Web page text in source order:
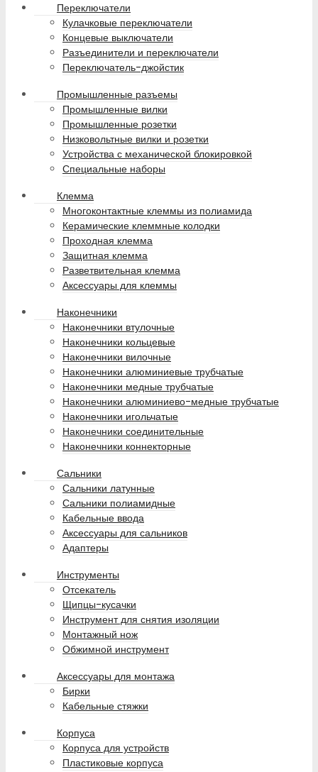
Переключатели
Кулачковые переключатели
Концевые выключатели
Разъединители и переключатели
Переключатель-джойстик
Промышленные разъемы
Промышленные вилки
Промышленные розетки
Низковольтные вилки и розетки
Устройства с механической блокировкой
Специальные наборы
Клемма
Многоконтактные клеммы из полиамида
Керамические клеммные колодки
Проходная клемма
Защитная клемма
Разветвительная клемма
Аксессуары для клеммы
Наконечники
Наконечники втулочные
Наконечники кольцевые
Наконечники вилочные
Наконечники алюминиевые трубчатые
Наконечники медные трубчатые
Наконечники алюминиево-медные трубчатые
Наконечники игольчатые
Наконечники соединительные
Наконечники коннекторные
Сальники
Сальники латунные
Сальники полиамидные
Кабельные ввода
Аксессуары для сальников
Адаптеры
Инструменты
Отсекатель
Щипцы-кусачки
Инструмент для снятия изоляции
Монтажный нож
Обжимной инструмент
Аксессуары для монтажа
Бирки
Кабельные стяжки
Корпуса
Корпуса для устройств
Пластиковые корпуса